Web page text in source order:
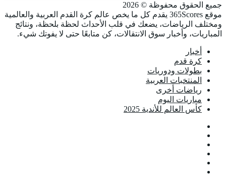
جميع الحقوق محفوظة ©️ 2026
موقع 365Scores يقدم كل ما يخص عالم كرة القدم العربية والعالمية
ومختلف الرياضات، يضعك في قلب الأحداث لحظة بلحظة، ونتائج
المباريات، وأخبار سوق الانتقالات، كن متابعًا حتى لا يفوتك شيء.
أخبار
كرة قدم
بطولات ودوريات
المنتخبات العربية
رياضات أخرى
مباريات اليوم
كأس العالم للأندية 2025